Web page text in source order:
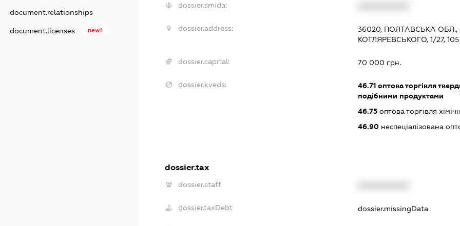
document.relationships
document.licenses new!
dossier.smida:
dossier.address:
36020, ПОЛТАВСЬКА
КОТЛЯРЕВСЬКОГО, 1/27,
dossier.capital: 70 000 грн.
dossier.kveds: 46.71 оптова торгівля
подібними продуктами
46.75 оптова торгівля
46.90 неспеціалізована
dossier.tax
dossier.staff
dossier.taxDebt dossier.missingData